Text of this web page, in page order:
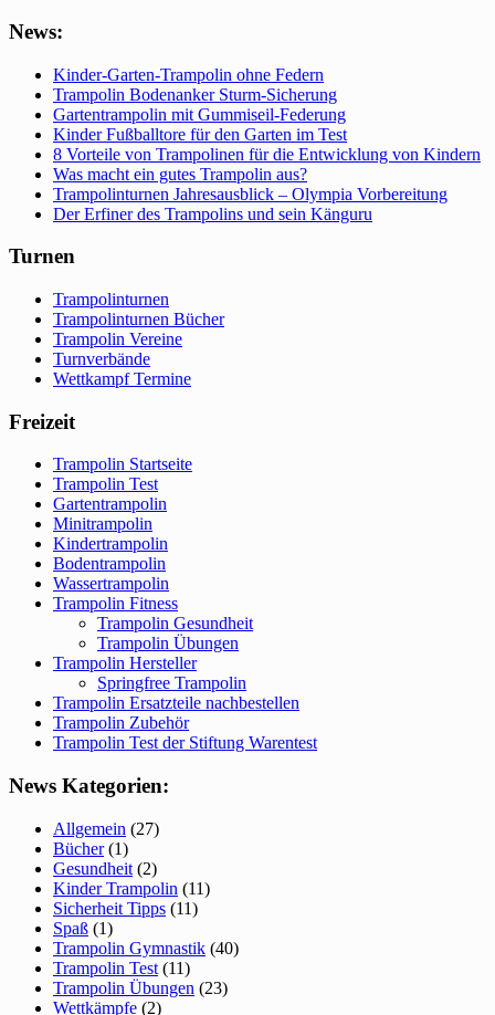
News:
Kinder-Garten-Trampolin ohne Federn
Trampolin Bodenanker Sturm-Sicherung
Gartentrampolin mit Gummiseil-Federung
Kinder Fußballtore für den Garten im Test
8 Vorteile von Trampolinen für die Entwicklung von Kindern
Was macht ein gutes Trampolin aus?
Trampolinturnen Jahresausblick – Olympia Vorbereitung
Der Erfiner des Trampolins und sein Känguru
Turnen
Trampolinturnen
Trampolinturnen Bücher
Trampolin Vereine
Turnverbände
Wettkampf Termine
Freizeit
Trampolin Startseite
Trampolin Test
Gartentrampolin
Minitrampolin
Kindertrampolin
Bodentrampolin
Wassertrampolin
Trampolin Fitness
Trampolin Gesundheit
Trampolin Übungen
Trampolin Hersteller
Springfree Trampolin
Trampolin Ersatzteile nachbestellen
Trampolin Zubehör
Trampolin Test der Stiftung Warentest
News Kategorien:
Allgemein (27)
Bücher(1)
Gesundheit (2)
Kinder Trampolin (11)
Sicherheit Tipps (11)
Spaß (1)
Trampolin Gymnastik (40)
Trampolin Test (11)
Trampolin Übungen (23)
Wettkämpfe (2)